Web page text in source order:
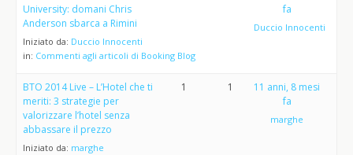
University: domani Chris
Anderson sbarca a Rimini
Iniziato da: Duccio Innocenti
in: Commenti agli articoli di Booking Blog
fa
Duccio Innocenti
BTO 2014 Live – L’Hotel che ti
meriti: 3 strategie per
valorizzare l’hotel senza
abbassare il prezzo
Iniziato da: marghe
1 1
11 anni, 8 mesi
fa
marghe